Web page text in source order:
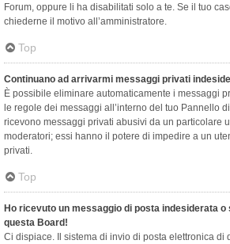
Forum, oppure li ha disabilitati solo a te. Se il tuo
chiederne il motivo all’amministratore.
Top
Continuano ad arrivarmi messaggi privati
È possibile eliminare automaticamente i messaggi
le regole dei messaggi all’interno del tuo Pannello
ricevono messaggi privati ​​abusivi da un particolare
moderatori; essi hanno il potere di impedire a un
privati​​.
Top
Ho ricevuto un messaggio di posta indesiderata o
questa Board!
Ci dispiace. Il sistema di invio di posta elettronica di